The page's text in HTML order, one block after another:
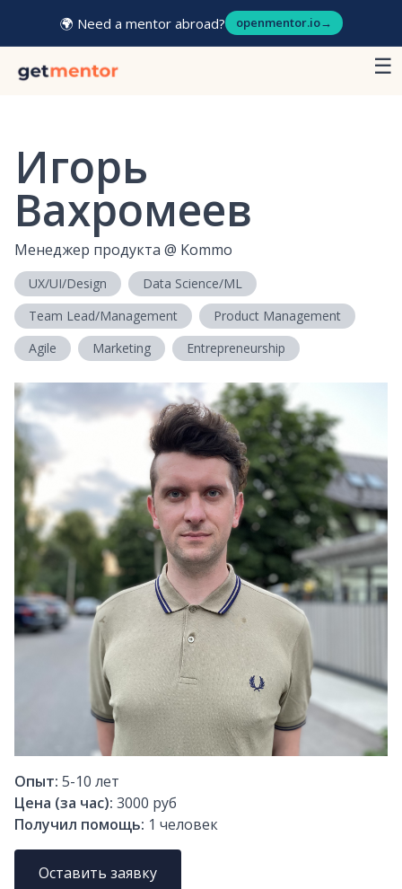
🌍 Need a mentor abroad? openmentor.io→
☰
Игорь
Вахромеев
Менеджер продукта @ Kommo
UX/UI/Design
Data Science/ML
Team Lead/Management
Product Management
Agile
Marketing Entrepreneurship
Опыт: 5-10 лет
Цена (за час): 3000 руб
Получил помощь: 1 человек
Оставить заявку